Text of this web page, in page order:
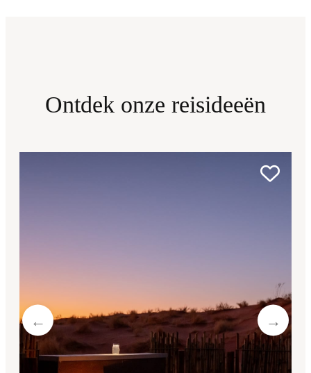
Ontdek onze reisideeën